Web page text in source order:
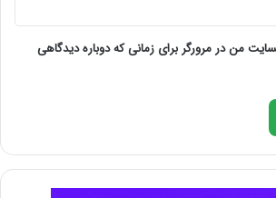
شدت افت کرده و حدود 62% از این افراد اعلام کرده اند که
توازن مالی و زمانی رنج می برند.
استخدام رسمی نشدن فرد کارجو، بیمه و
مفاد قرارداد (فیزیکی، معنوی) خارج
فریلنسر تمام می شود.
من در مرورگر برای زمانی که دوباره دیدگاهی